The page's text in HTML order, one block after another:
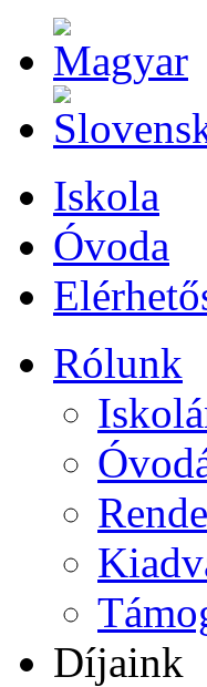
Iskola
Óvoda
Rólunk
Díjaink